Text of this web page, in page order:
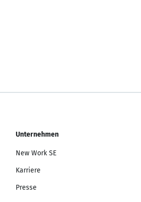
Unternehmen
New Work SE
Karriere
Presse